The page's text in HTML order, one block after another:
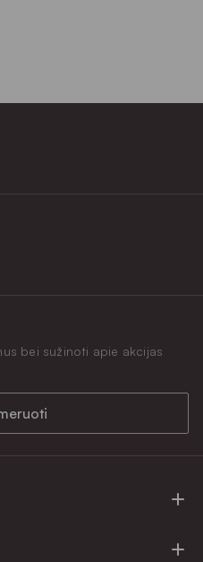
bei sužinoti apie akcijas